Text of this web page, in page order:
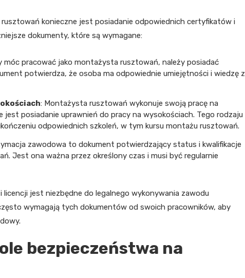
konieczne jest posiadanie odpowiednich certyfikatów i
dokumenty, które są wymagane:
móc pracować jako montażysta rusztowań, należy posiadać
potwierdza, że osoba ma odpowiednie umiejętności i wiedzę z
: Montażysta rusztowań wykonuje swoją pracę na
jest posiadanie uprawnień do pracy na wysokościach. Tego rodzaju
odpowiednich szkoleń, w tym kursu montażu rusztowań.
zawodowa to dokument potwierdzający status i kwalifikacje
Jest ona ważna przez określony czas i musi być regularnie
jest niezbędne do legalnego wykonywania zawodu
wymagają tych dokumentów od swoich pracowników, aby
bezpieczeństwa na